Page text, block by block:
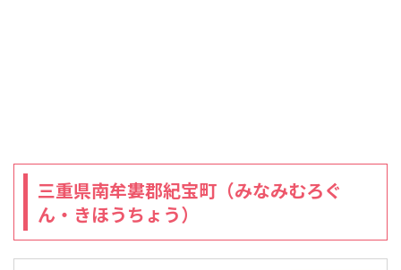
三重県南牟婁郡紀宝町（みなみむろぐ
ん・きほうちょう）